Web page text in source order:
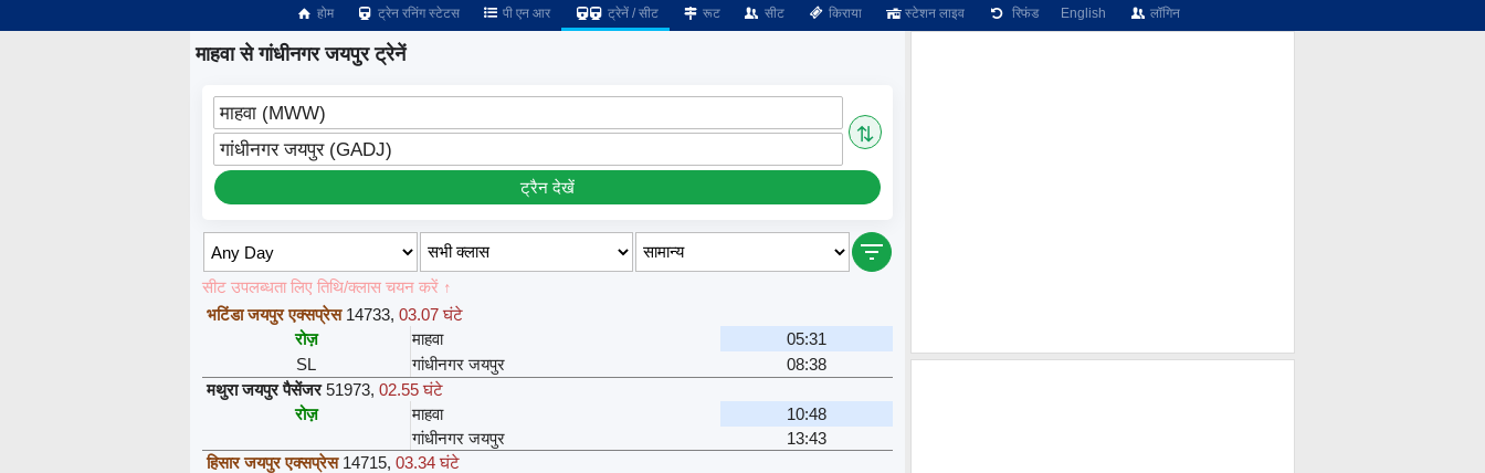
होम ट्रेन रनिंग स्टेटस पी एन आर ट्रेनें / सीट रूट सीट किराया स्टेशन लाइव रिफंड English लॉगिन
माहवा से गांधीनगर जयपुर ट्रेनें
माहवा (MWW)
⇅
गांधीनगर जयपुर (GADJ)
ट्रैन देखें
सीट उपलब्धता लिए तिथि/क्लास चयन करें ↑
भटिंडा जयपुर एक्सप्रेस 14733, 03.07 घंटे
रोज़
माहवा
05:31
SL
गांधीनगर जयपुर
08:38
मथुरा जयपुर पैसेंजर 51973, 02.55 घंटे
रोज़
माहवा
10:48
गांधीनगर जयपुर
13:43
हिसार जयपुर एक्सप्रेस 14715, 03.34 घंटे